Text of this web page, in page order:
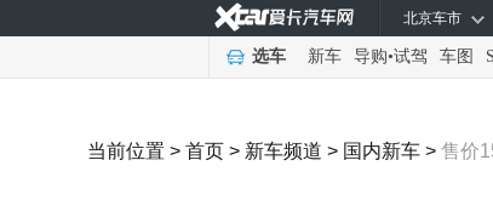
北京车市
选车 新车 导购•试驾 车图
当前位置 > 首页 > 新车频道 > 国内新车 > 售价